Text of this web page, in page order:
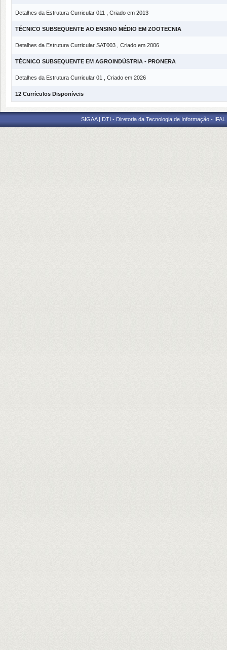
Detalhes da Estrutura Curricular 011 , Criado em 2013
TÉCNICO SUBSEQUENTE AO ENSINO MÉDIO EM ZOOTECNIA
Detalhes da Estrutura Curricular SAT003 , Criado em 2006
TÉCNICO SUBSEQUENTE EM AGROINDÚSTRIA - PRONERA
Detalhes da Estrutura Curricular 01 , Criado em 2026
12 Currículos Disponíveis
SIGAA | DTI - Diretoria da Tecnologia de Informação -